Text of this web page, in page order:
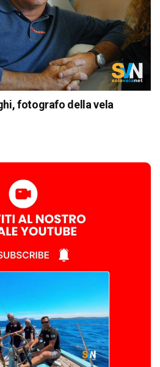
fotografo della vela